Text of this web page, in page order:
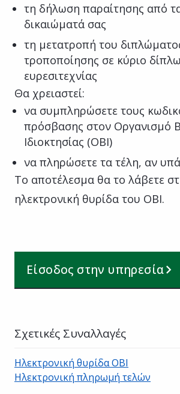
τη δήλωση παραίτησης από
δικαιώματά σας
τη μετατροπή του
τροποποίησης σε κύριο
ευρεσιτεχνίας
Θα χρειαστεί:
να συμπληρώσετε τους
πρόσβασης στον Οργανισμό
Ιδιοκτησίας (ΟΒΙ)
να πληρώσετε τα τέλη, αν
Το αποτέλεσμα θα το λάβετε
ηλεκτρονική θυρίδα του ΟΒΙ.
Είσοδος στην υπηρεσία
Σχετικές Συναλλαγές
Ηλεκτρονική θυρίδα ΟΒΙ
Ηλεκτρονική πληρωμή τελών